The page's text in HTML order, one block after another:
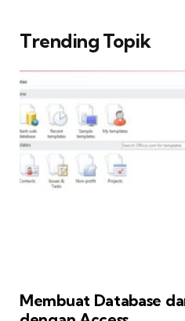
Trending Topik
Membuat Database